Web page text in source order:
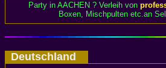
Party in AACHEN ? Verleih von
Boxen, Mischpulten etc.an
Deutschland